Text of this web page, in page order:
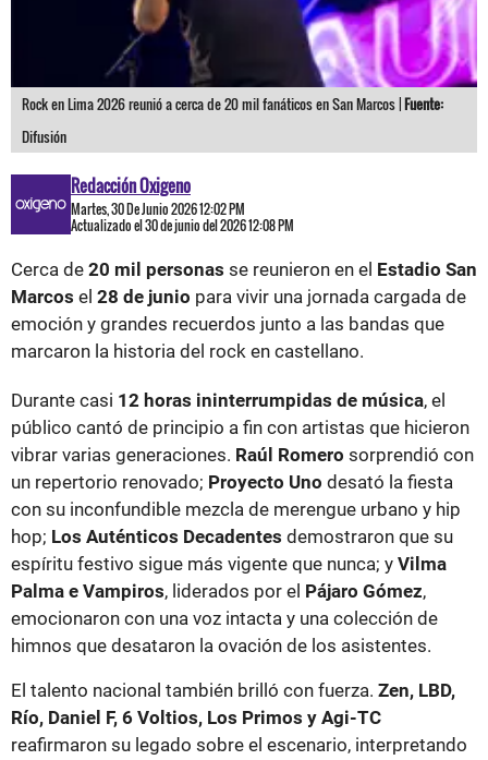
Rock en Lima 2026 reunió a cerca de 20 mil fanáticos en San Marcos |Fuente:
Difusión
Redacción Oxigeno
Martes, 30 De Junio 2026 12:02 PM
Actualizado el 30 de junio del 2026 12:08 PM
Cerca de 20 mil personas se reunieron en el Estadio San
Marcos el 28 de junio para vivir una jornada cargada de
emoción y grandes recuerdos junto a las bandas que
marcaron la historia del rock en castellano.
Durante casi 12 horas ininterrumpidas de música, el
público cantó de principio a fin con artistas que hicieron
vibrar varias generaciones. Raúl Romero sorprendió con
un repertorio renovado; Proyecto Uno desató la fiesta
con su inconfundible mezcla de merengue urbano y hip
hop; Los Auténticos Decadentes demostraron que su
espíritu festivo sigue más vigente que nunca; y Vilma
Palma e Vampiros, liderados por el Pájaro Gómez,
emocionaron con una voz intacta y una colección de
himnos que desataron la ovación de los asistentes.
El talento nacional también brilló con fuerza. Zen, LBD,
Río, Daniel F, 6 Voltios, Los Primos y Agi-TC
reafirmaron su legado sobre el escenario, interpretando